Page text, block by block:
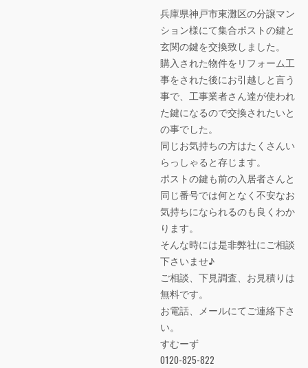
兵庫県神戸市東灘区の分譲マン
ション様にて集合ポストの鍵と
玄関の鍵を交換致しました。
購入された物件をリフォーム工
事をされた後にお引越しと言う
事で、工事業者さん達が使われ
た鍵になるので交換されたいと
の事でした。
同じお気持ちの方はたくさんい
らっしゃると存じます。
ポストの鍵も前の入居者さんと
同じ番号では何となく不安なお
気持ちになられるのも良くわか
ります。
そんな時には是非弊社にご相談
下さいませ♪
ご相談、下見調査、お見積りは
無料です。
お電話、メールにてご連絡下さ
い。
すむーず
0120-825-822